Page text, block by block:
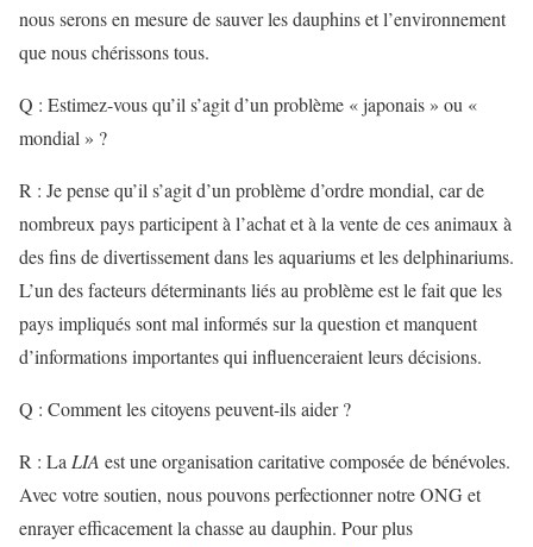
nous serons en mesure de sauver les dauphins et l’environnement
que nous chérissons tous.
Q : Estimez-vous qu’il s’agit d’un problème « japonais » ou «
mondial » ?
R : Je pense qu’il s’agit d’un problème d’ordre mondial, car de
nombreux pays participent à l’achat et à la vente de ces animaux à
des fins de divertissement dans les aquariums et les delphinariums.
L’un des facteurs déterminants liés au problème est le fait que les
pays impliqués sont mal informés sur la question et manquent
d’informations importantes qui influenceraient leurs décisions.
Q : Comment les citoyens peuvent-ils aider ?
R : LaLIA est une organisation caritative composée de bénévoles.
Avec votre soutien, nous pouvons perfectionner notre ONG et
enrayer efficacement la chasse au dauphin. Pour plus